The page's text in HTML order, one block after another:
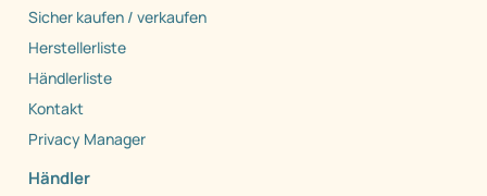
Sicher kaufen / verkaufen
Herstellerliste
Händlerliste
Kontakt
Privacy Manager
Händler